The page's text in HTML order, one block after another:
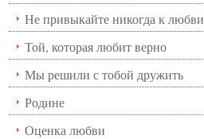
Не привыкайте никогда к любви
Той, которая любит верно
Мы решили с тобой дружить
Родине
Оценка любви